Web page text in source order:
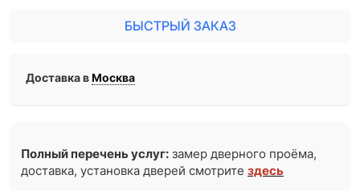
БЫСТРЫЙ ЗАКАЗ
Доставка вМосква
Полный перечень услуг: замер дверного проёма,
доставка, установка дверей смотритездесь